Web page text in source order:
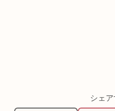
シェア